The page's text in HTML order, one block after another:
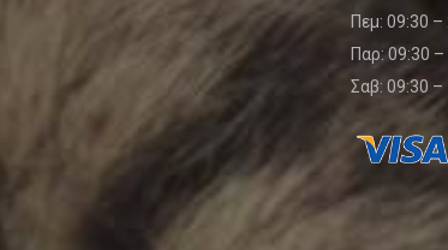
Πεμ: 09:30 –
Παρ: 09:30 –
Σαβ: 09:30 –